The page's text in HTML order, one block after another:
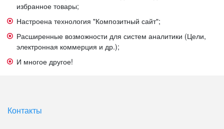
избранное товары;
Настроена технология "Композитный сайт";
Расширенные возможности для систем аналитики (Цели,
электронная коммерция и др.);
И многое другое!
Контакты